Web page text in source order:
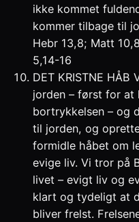
ikke kommet
kommer tilbage til
Hebr 13,8; Matt
5,14-16
DET KRISTNE
jorden – først for at
bortrykkelsen – og
til jorden, og
formidle håbet om
evige liv. Vi tror på
livet – evigt liv og
klart og tydeligt at
bliver frelst.